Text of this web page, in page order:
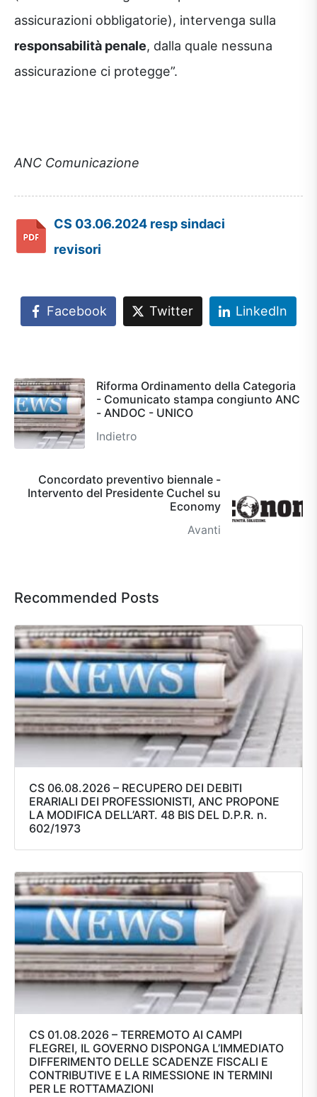
assicurazioni obbligatorie), intervenga sulla
responsabilità penale, dalla quale nessuna
assicurazione ci protegge”.
ANC Comunicazione
CS 03.06.2024 resp sindaci
revisori
Facebook Twitter LinkedIn
Riforma Ordinamento della Categoria
- Comunicato stampa congiunto ANC
- ANDOC - UNICO
Indietro
Concordato preventivo biennale -
Intervento del Presidente Cuchel su
Economy
Avanti
Recommended Posts
CS 06.08.2026 – RECUPERO DEI DEBITI
ERARIALI DEI PROFESSIONISTI, ANC PROPONE
LA MODIFICA DELL’ART. 48 BIS DEL D.P.R. n.
602/1973
CS 01.08.2026 – TERREMOTO AI CAMPI
FLEGREI, IL GOVERNO DISPONGA L’IMMEDIATO
DIFFERIMENTO DELLE SCADENZE FISCALI E
CONTRIBUTIVE E LA RIMESSIONE IN TERMINI
PER LE ROTTAMAZIONI